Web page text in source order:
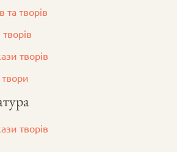
та творів
творів
творів